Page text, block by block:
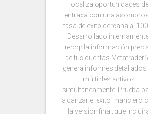
localiza oportunidades de
entrada con una
tasa de éxito cercana al
Desarrollado internamente,
recopila información
de tus cuentas
genera informes detallados
múltiples activos
simultáneamente. Prueba
alcanzar el éxito financiero
la versión final, que